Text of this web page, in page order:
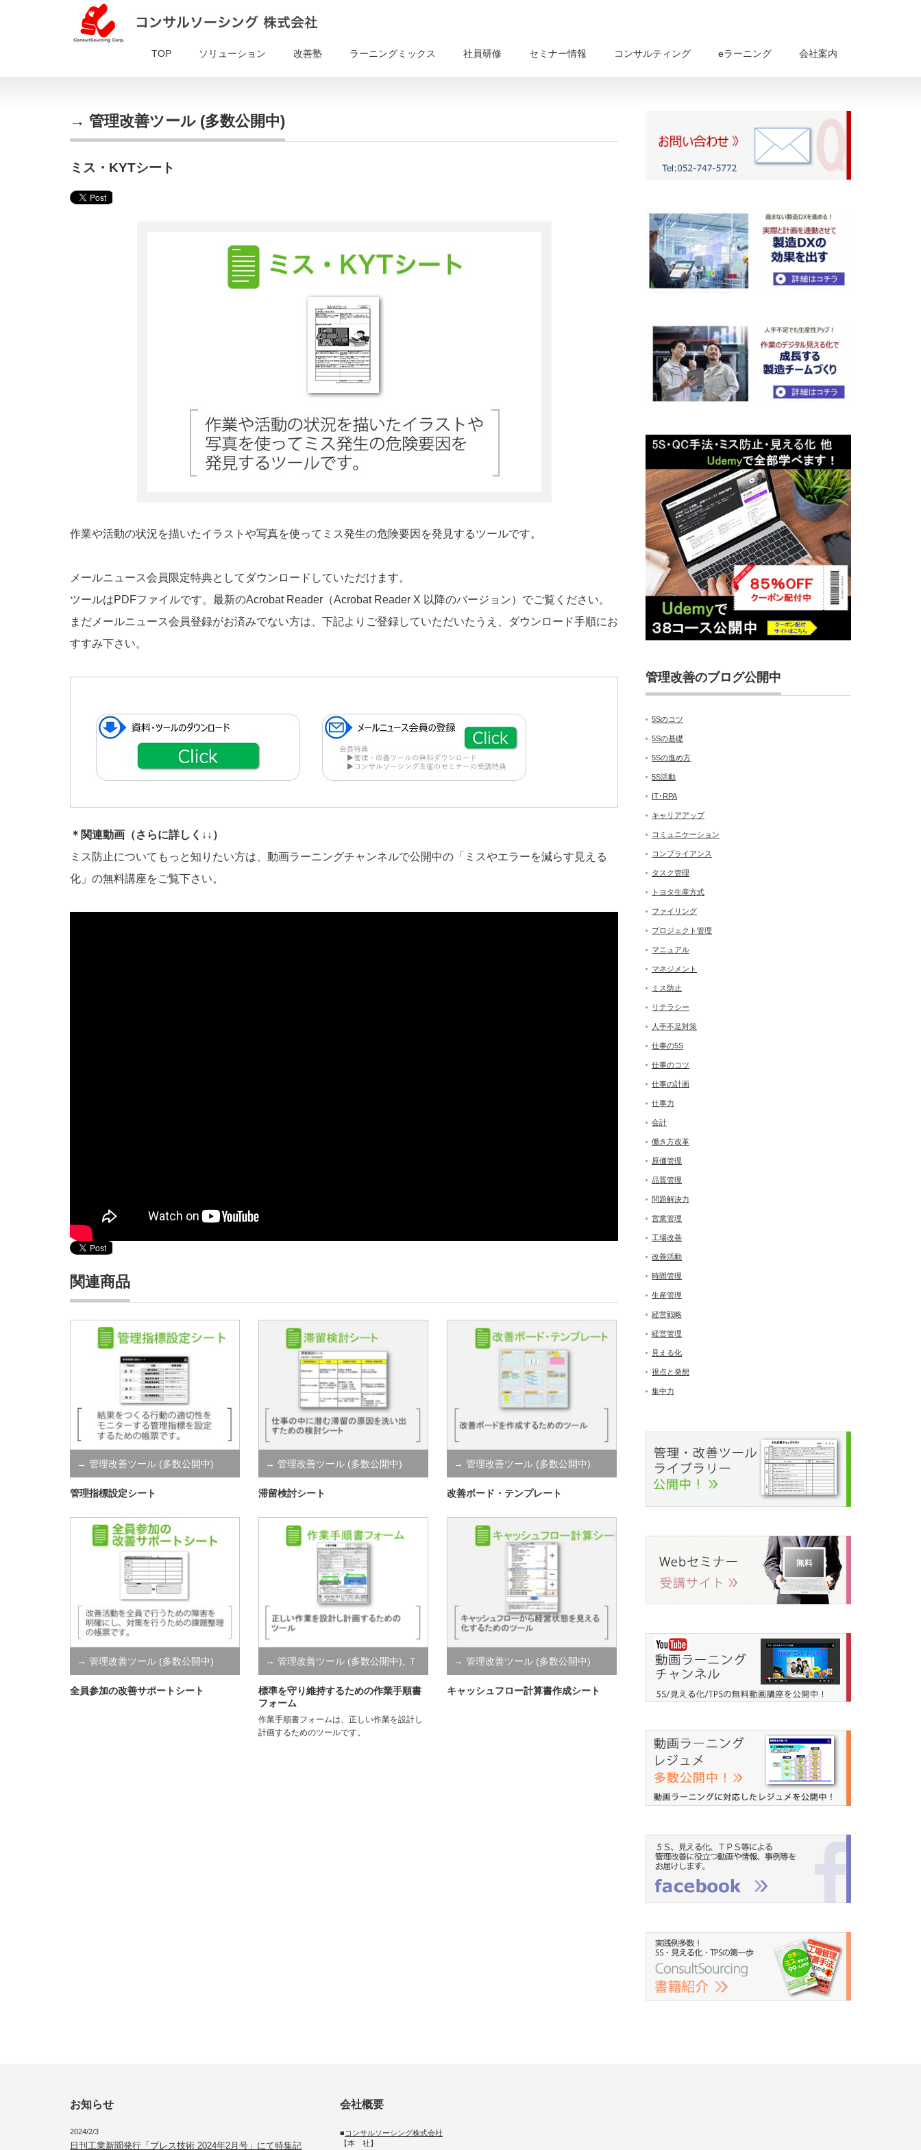
TOP ソリューション 改善塾 ラーニングミックス 社員研修 セミナー情報 コンサルティング eラーニング 会社案内
→ 管理改善ツール (多数公開中)
ミス・KYTシート
作業や活動の状況を描いたイラストや写真を使ってミス発生の危険要因を発見するツールです。
メールニュース会員限定特典としてダウンロードしていただけます。
ツールはPDFファイルです。最新のAcrobat Reader（Acrobat Reader X 以降のバージョン）でご覧ください。
まだメールニュース会員登録がお済みでない方は、下記よりご登録していただいたうえ、ダウンロード手順にお
すすみ下さい。
＊関連動画（さらに詳しく↓↓）
ミス防止についてもっと知りたい方は、動画ラーニングチャンネルで公開中の「ミスやエラーを減らす見える
化」の無料講座をご覧下さい。
関連商品
→ 管理改善ツール (多数公開中)
管理指標設定シート
→ 管理改善ツール (多数公開中)
滞留検討シート
→ 管理改善ツール (多数公開中)
改善ボード・テンプレート
→ 管理改善ツール (多数公開中)
全員参加の改善サポートシート
→ 管理改善ツール (多数公開中) Ｔ
ＰＳツール
標準を守り維持するための作業手順書
フォーム
作業手順書フォームは、正しい作業を設計し
計画するためのツールです。
→ 管理改善ツール (多数公開中)
キャッシュフロー計算書作成シート
管理改善のブログ公開中
5Sのコツ
5Sの基礎
5Sの進め方
5S活動
IT･RPA
キャリアアップ
コミュニケーション
コンプライアンス
タスク管理
トヨタ生産方式
ファイリング
プロジェクト管理
マニュアル
マネジメント
ミス防止
リテラシー
人手不足対策
仕事の5S
仕事のコツ
仕事の計画
仕事力
会計
働き方改革
原価管理
品質管理
問題解決力
営業管理
工場改善
改善活動
時間管理
生産管理
経営戦略
経営管理
見える化
視点と発想
集中力
お知らせ
2024/2/3
日刊工業新聞発行「プレス技術 2024年2月号」にて特集記
会社概要
■ コンサルソーシング株式会社
【本 社】